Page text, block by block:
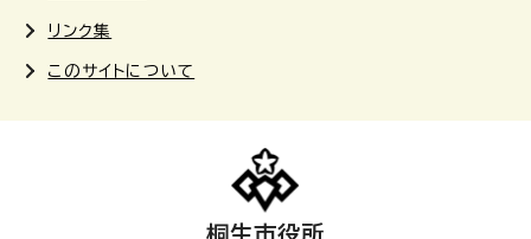
リンク集
このサイトについて
桐生市役所